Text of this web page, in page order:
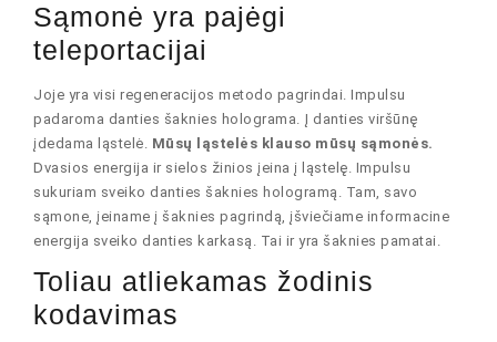
Sąmonė yra pajėgi
teleportacijai
Joje yra visi regeneracijos metodo pagrindai. Impulsu
padaroma danties šaknies holograma. Į danties viršūnę
įdedama ląstelė. Mūsų ląstelės klauso mūsų sąmonės.
Dvasios energija ir sielos žinios įeina į ląstelę. Impulsu
sukuriam sveiko danties šaknies hologramą. Tam, savo
sąmone, įeiname į šaknies pagrindą, įšviečiame informacine
energija sveiko danties karkasą. Tai ir yra šaknies pamatai.
Toliau atliekamas žodinis
kodavimas